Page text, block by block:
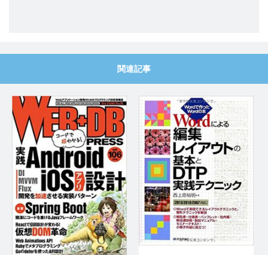
関連記事